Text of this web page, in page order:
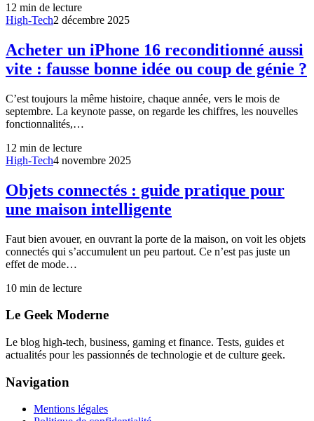
12 min de lecture
High-Tech2 décembre 2025
Acheter un iPhone 16 reconditionné aussi
vite : fausse bonne idée ou coup de génie ?
C’est toujours la même histoire, chaque année, vers le mois de
septembre. La keynote passe, on regarde les chiffres, les nouvelles
fonctionnalités,…
12 min de lecture
High-Tech4 novembre 2025
Objets connectés : guide pratique pour
une maison intelligente
Faut bien avouer, en ouvrant la porte de la maison, on voit les objets
connectés qui s’accumulent un peu partout. Ce n’est pas juste un
effet de mode…
10 min de lecture
Le Geek Moderne
Le blog high-tech, business, gaming et finance. Tests, guides et
actualités pour les passionnés de technologie et de culture geek.
Navigation
Mentions légales